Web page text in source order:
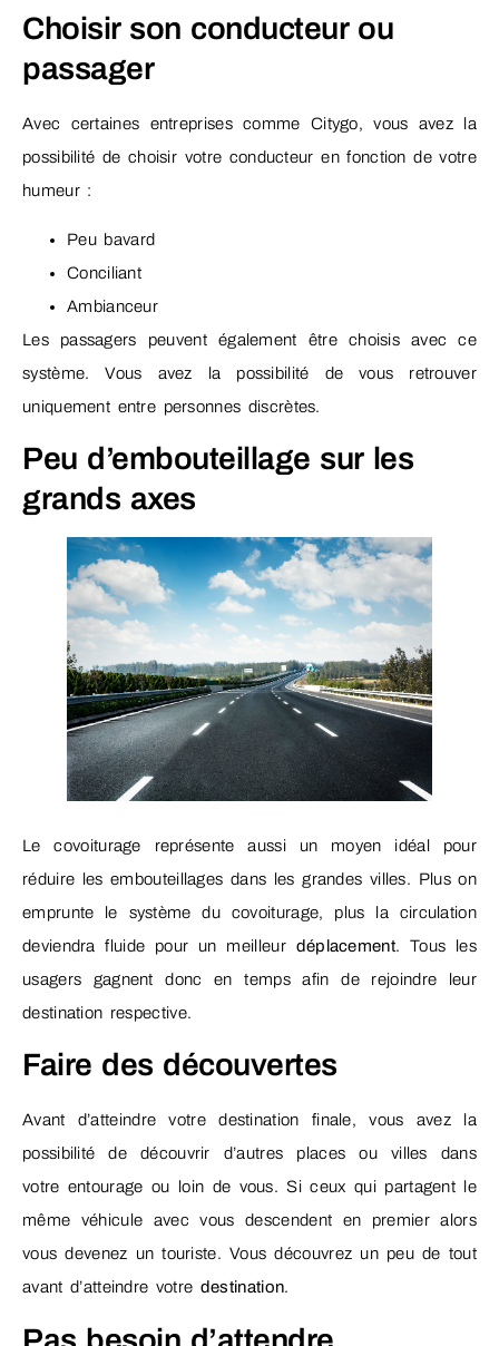
Choisir son conducteur ou
passager
Avec certaines entreprises comme Citygo, vous avez la
possibilité de choisir votre conducteur en fonction de votre
humeur :
Peu bavard
Conciliant
Ambianceur
Les passagers peuvent également être choisis avec ce
système. Vous avez la possibilité de vous retrouver
uniquement entre personnes discrètes.
Peu d’embouteillage sur les
grands axes
Le covoiturage représente aussi un moyen idéal pour
réduire les embouteillages dans les grandes villes. Plus on
emprunte le système du covoiturage, plus la circulation
deviendra fluide pour un meilleur déplacement. Tous les
usagers gagnent donc en temps afin de rejoindre leur
destination respective.
Faire des découvertes
Avant d’atteindre votre destination finale, vous avez la
possibilité de découvrir d’autres places ou villes dans
votre entourage ou loin de vous. Si ceux qui partagent le
même véhicule avec vous descendent en premier alors
vous devenez un touriste. Vous découvrez un peu de tout
avant d’atteindre votre destination.